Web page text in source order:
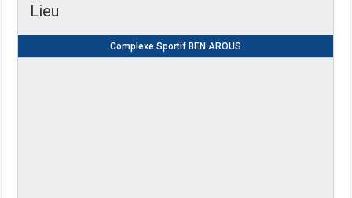
Lieu
Complexe Sportif BEN AROUS